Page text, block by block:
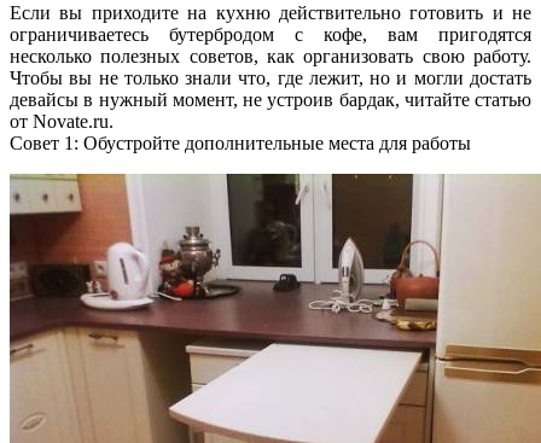
Если вы приходите на кухню действительно готовить и не
ограничиваетесь бутербродом с кофе, вам пригодятся
несколько полезных советов, как организовать свою работу.
Чтобы вы не только знали что, где лежит, но и могли достать
девайсы в нужный момент, не устроив бардак, читайте статью
от Novate.ru.
Совет 1: Обустройте дополнительные места для работы